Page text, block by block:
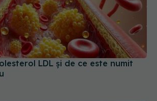
LDL și de ce este numit